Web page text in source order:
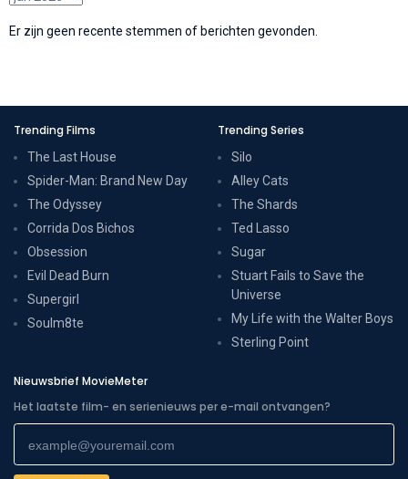
Er zijn geen recente stemmen of berichten gevonden.
Trending Films
The Last House
Spider-Man: Brand New Day
The Odyssey
Corrida Dos Bichos
Obsession
Evil Dead Burn
Supergirl
Soulm8te
Trending Series
Silo
Alley Cats
The Shards
Ted Lasso
Sugar
Stuart Fails to Save the
Universe
My Life with the Walter Boys
Sterling Point
Nieuwsbrief MovieMeter
Het laatste film- en serienieuws per e-mail ontvangen?